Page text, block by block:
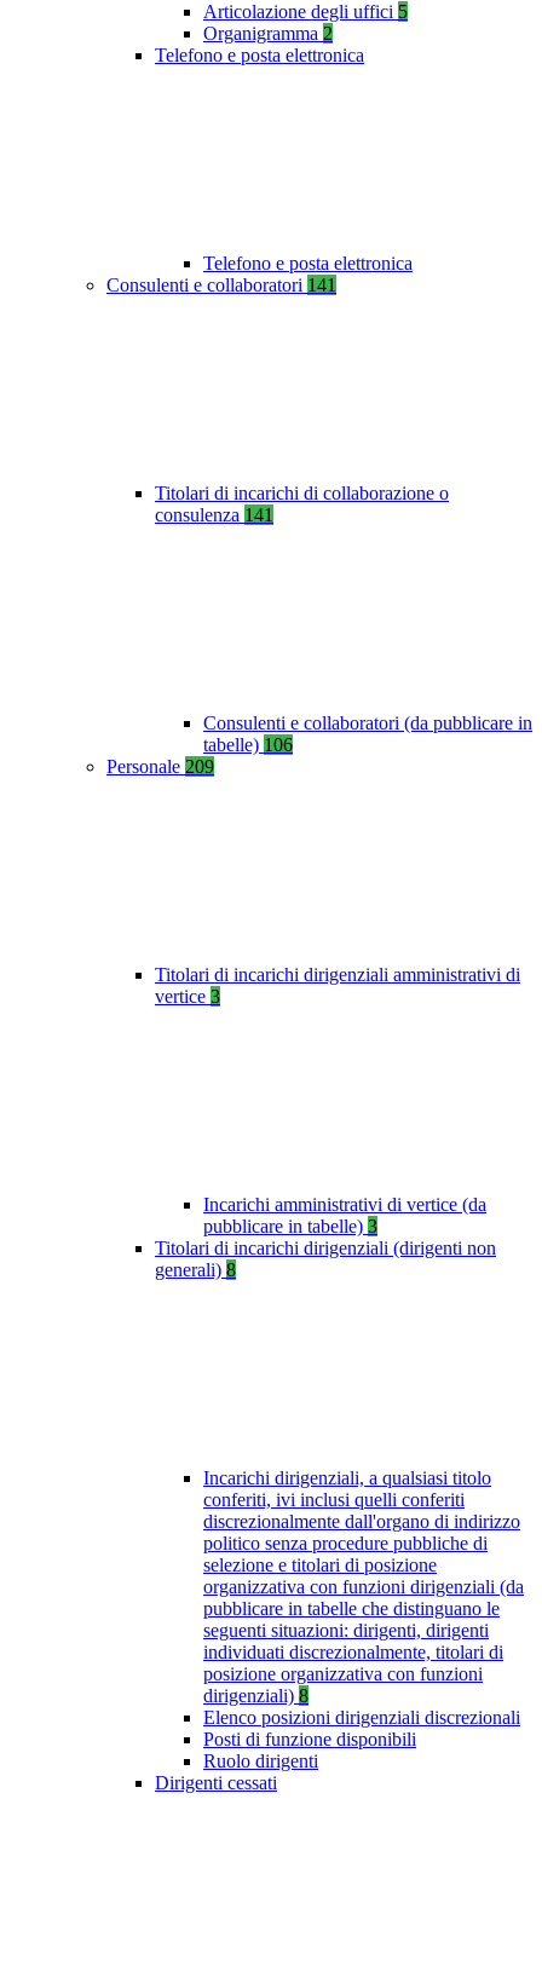
Articolazione degli uffici 5
Organigramma 2
Telefono e posta elettronica
Telefono e posta elettronica
Consulenti e collaboratori 141
Titolari di incarichi di collaborazione o
consulenza 141
Consulenti e collaboratori (da pubblicare in
tabelle) 106
Personale 209
Titolari di incarichi dirigenziali amministrativi di
vertice 3
Incarichi amministrativi di vertice (da
pubblicare in tabelle) 3
Titolari di incarichi dirigenziali (dirigenti non
generali) 8
Incarichi dirigenziali, a qualsiasi titolo
conferiti, ivi inclusi quelli conferiti
discrezionalmente dall'organo di indirizzo
politico senza procedure pubbliche di
selezione e titolari di posizione
organizzativa con funzioni dirigenziali (da
pubblicare in tabelle che distinguano le
seguenti situazioni: dirigenti, dirigenti
individuati discrezionalmente, titolari di
posizione organizzativa con funzioni
dirigenziali) 8
Elenco posizioni dirigenziali discrezionali
Posti di funzione disponibili
Ruolo dirigenti
Dirigenti cessati